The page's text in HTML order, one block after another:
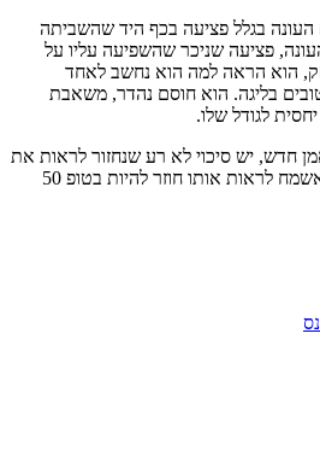
רק 37 משחקים העונה בגלל פציעה בכף היד שהשביתה
פציעה שניכר שהשפיעה עליו על
הוא הראה למה הוא נחשב לאחד
בליגה. הוא חוסם נהדר, משאבת
לגודל שלו.
חדש, יש סיכוי לא רע שנחזור לראות את
נורקיץ' שהתרגלנו. אני מאוד אשמח לראות אותו חוזר להיות בטופ 50